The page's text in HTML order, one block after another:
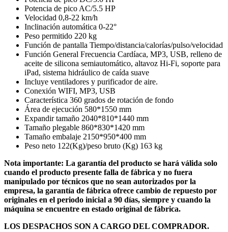
Potencia de pico AC/5.5 HP
Velocidad 0,8-22 km/h
Inclinación automática 0-22°
Peso permitido 220 kg
Función de pantalla Tiempo/distancia/calorías/pulso/velocidad
Función General Frecuencia Cardíaca, MP3, USB, relleno de
aceite de silicona semiautomático, altavoz Hi-Fi, soporte para
iPad, sistema hidráulico de caída suave
Incluye ventiladores y purificador de aire.
Conexión WIFI, MP3, USB
Característica 360 grados de rotación de fondo
Área de ejecución 580*1550 mm
Expandir tamaño 2040*810*1440 mm
Tamaño plegable 860*830*1420 mm
Tamaño embalaje 2150*950*400 mm
Peso neto 122(Kg)/peso bruto (Kg) 163 kg
Nota importante: La garantía del producto se hará válida solo
cuando el producto presente falla de fábrica y no fuera
manipulado por técnicos que no sean autorizados por la
empresa, la garantía de fábrica ofrece cambio de repuesto por
originales en el periodo inicial a 90 días, siempre y cuando la
máquina se encuentre en estado original de fábrica.
LOS DESPACHOS SON A CARGO DEL COMPRADOR.